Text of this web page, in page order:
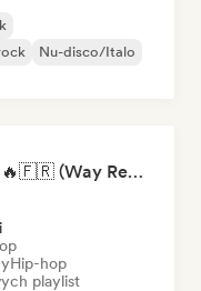
Nu-disco/Italo
RAP FRANÇAIS 2026 🔥🇫🇷 (Way Records)
Hip-hop
playlist